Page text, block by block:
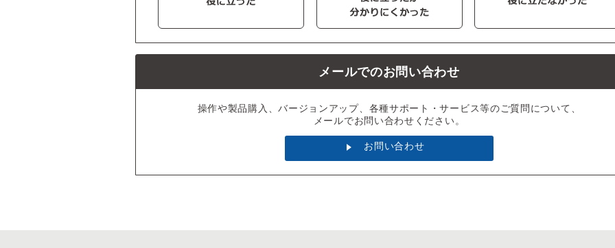
メールでのお問い合わせ
操作や製品購入、バージョンアップ、各種サポート・サービス等のご質問について、
メールでお問い合わせください。
お問い合わせ